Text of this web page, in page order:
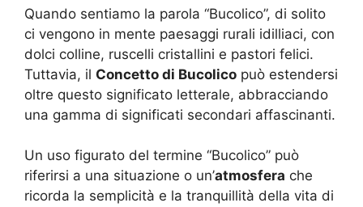
Quando sentiamo la parola “Bucolico”, di solito
ci vengono in mente paesaggi rurali idilliaci, con
dolci colline, ruscelli cristallini e pastori felici.
Tuttavia, il Concetto di Bucolico può estendersi
oltre questo significato letterale, abbracciando
una gamma di significati secondari affascinanti.
Un uso figurato del termine “Bucolico” può
riferirsi a una situazione o un’atmosfera che
ricorda la semplicità e la tranquillità della vita di